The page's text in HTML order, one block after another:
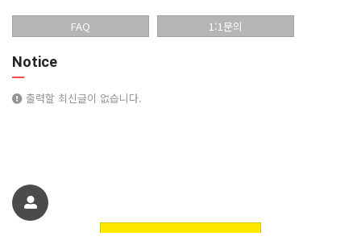
FAQ 1:1문의
Notice
출력할 최신글이 없습니다.
친구에게 추천하기